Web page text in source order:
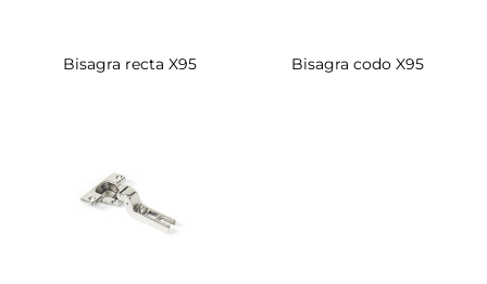
Bisagra recta X95 Bisagra codo X95